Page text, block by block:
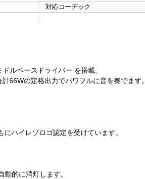
対応コーデック
ルベースドライバー を搭載。
66Wの定格出力でパワフルに音を奏でます。
ハイレゾロゴ認定を受けています。
的に消灯します。